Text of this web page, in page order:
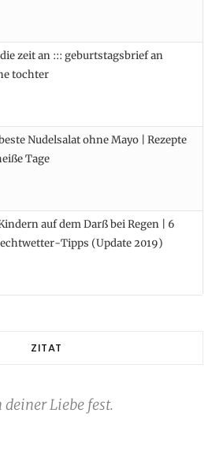
zeit an ::: geburtstagsbrief an
tochter
Nudelsalat ohne Mayo | Rezepte
Tage
auf dem Darß bei Regen | 6
Tipps (Update 2019)
ZITAT
Liebe fest.